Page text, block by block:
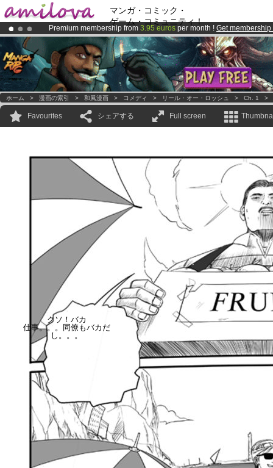
マンガ・コミック・
ゲーム・コミュニティ！
Premium membership from 3.95 euros per month ! Get membership
AmilovaKickstarter is now LIVE!.
Already 100000membersand 1000 comics & mangas!.
ホーム > 漫画の索引 > 和風漫画 > コメディ > リール・オー・ロッシュ > Ch. 1 >
Favourites シェアする Full screen
クソ！バカ
仕事。。。同僚もバカだ
し。。。